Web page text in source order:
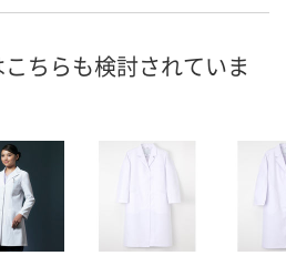
カゴへ カ
ちらも検討されていま